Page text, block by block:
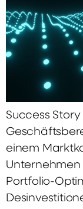
Success
einem
Portfolio-